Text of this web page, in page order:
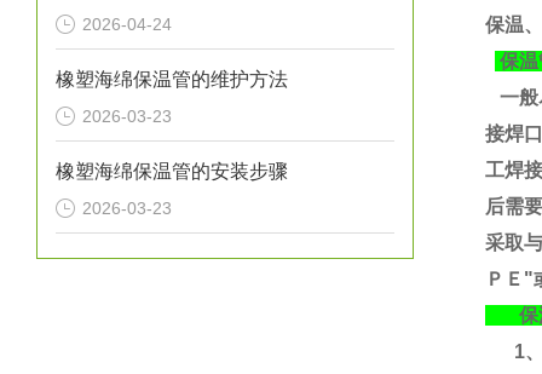
2026-04-24
橡塑海绵保温管的维护方法
2026-03-23
橡塑海绵保温管的安装步骤
2026-03-23
保温
保
一般
接焊
工焊
后需
采取
ＰＥ"
保
1、